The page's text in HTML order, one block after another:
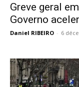
Greve geral
Governo
Daniel RIBEIRO - 6